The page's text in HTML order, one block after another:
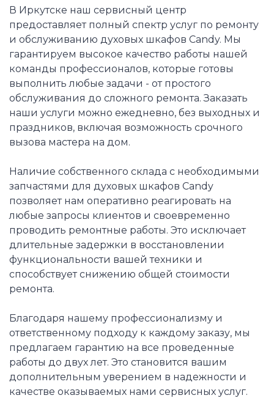
В Иркутске наш сервисный центр
предоставляет полный спектр услуг по ремонту
и обслуживанию духовых шкафов Candy. Мы
гарантируем высокое качество работы нашей
команды профессионалов, которые готовы
выполнить любые задачи - от простого
обслуживания до сложного ремонта. Заказать
наши услуги можно ежедневно, без выходных и
праздников, включая возможность срочного
вызова мастера на дом.
Наличие собственного склада с необходимыми
запчастями для духовых шкафов Candy
позволяет нам оперативно реагировать на
любые запросы клиентов и своевременно
проводить ремонтные работы. Это исключает
длительные задержки в восстановлении
функциональности вашей техники и
способствует снижению общей стоимости
ремонта.
Благодаря нашему профессионализму и
ответственному подходу к каждому заказу, мы
предлагаем гарантию на все проведенные
работы до двух лет. Это становится вашим
дополнительным уверением в надежности и
качестве оказываемых нами сервисных услуг.